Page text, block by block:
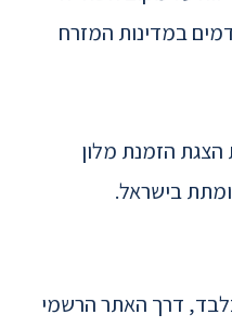
במדינות המזרח
הצגת הזמנת מלון
בישראל.
דרך האתר הרשמי